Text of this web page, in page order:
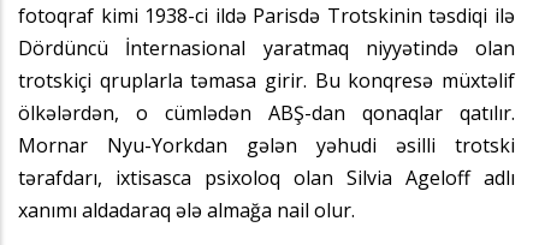
fotoqraf kimi 1938-ci ildə Parisdə Trotskinin təsdiqi ilə
Dördüncü İnternasional yaratmaq niyyətində olan
trotskiçi qruplarla təmasa girir. Bu konqresə müxtəlif
ölkələrdən, o cümlədən ABŞ-dan qonaqlar qatılır.
Mornar Nyu-Yorkdan gələn yəhudi əsilli trotski
tərafdarı, ixtisasca psixoloq olan Silvia Ageloff adlı
xanımı aldadaraq ələ almağa nail olur.